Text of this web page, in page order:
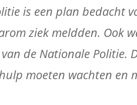
is een plan bedacht
ziek meldden. Ook
de Nationale Politie.
moeten wachten